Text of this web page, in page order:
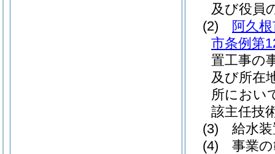
及び役員
(2)
阿久
市条例第
置工事の
及び所在
所におい
該主任技
(3)
給水
(4)
事業